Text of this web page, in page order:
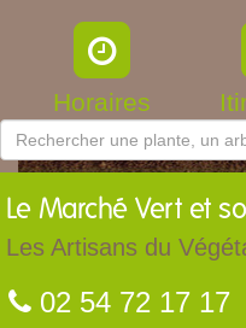
Horaires
Le Marché Vert et
Les Artisans du
02 54 72 17 17